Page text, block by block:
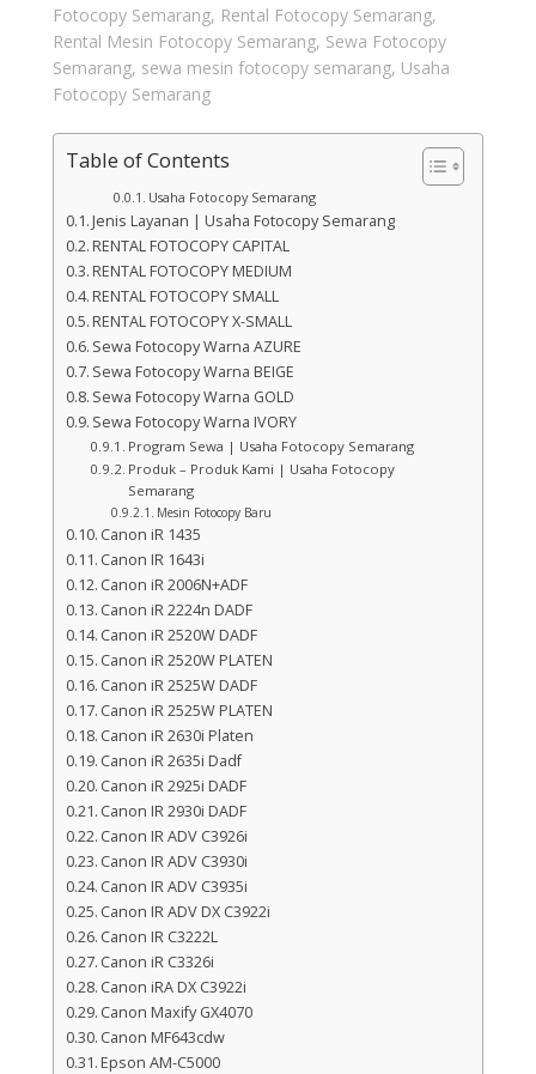
Fotocopy Semarang, Rental Fotocopy Semarang,
Rental Mesin Fotocopy Semarang, Sewa Fotocopy
Semarang, sewa mesin fotocopy semarang, Usaha
Fotocopy Semarang
Table of Contents
Usaha Fotocopy Semarang
Jenis Layanan | Usaha Fotocopy Semarang
RENTAL FOTOCOPY CAPITAL
RENTAL FOTOCOPY MEDIUM
RENTAL FOTOCOPY SMALL
RENTAL FOTOCOPY X-SMALL
Sewa Fotocopy Warna AZURE
Sewa Fotocopy Warna BEIGE
Sewa Fotocopy Warna GOLD
Sewa Fotocopy Warna IVORY
Program Sewa | Usaha Fotocopy Semarang
Produk – Produk Kami | Usaha Fotocopy
Semarang
Mesin Fotocopy Baru
Canon iR 1435
Canon IR 1643i
Canon iR 2006N+ADF
Canon iR 2224n DADF
Canon iR 2520W DADF
Canon iR 2520W PLATEN
Canon iR 2525W DADF
Canon iR 2525W PLATEN
Canon iR 2630i Platen
Canon iR 2635i Dadf
Canon iR 2925i DADF
Canon IR 2930i DADF
Canon IR ADV C3926i
Canon IR ADV C3930i
Canon IR ADV C3935i
Canon IR ADV DX C3922i
Canon IR C3222L
Canon iR C3326i
Canon iRA DX C3922i
Canon Maxify GX4070
Canon MF643cdw
Epson AM-C5000